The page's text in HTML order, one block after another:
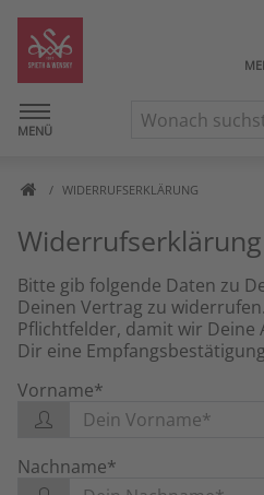
MENÜ
WIDERRUFSERKLÄRUNG
Widerrufserklärung
Bitte gib folgende Daten zu
Deinen Vertrag zu
Pflichtfelder, damit wir Deine
Dir eine
Vorname*
Nachname*